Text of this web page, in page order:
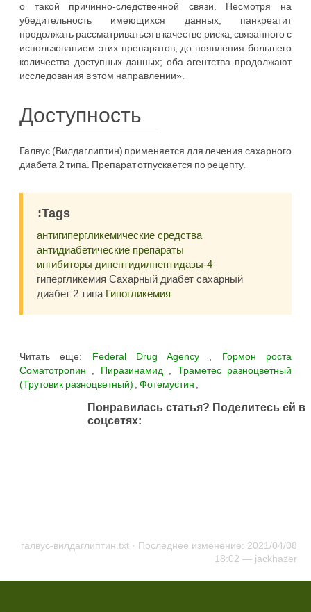
о такой причинно-следственной связи. Несмотря на
убедительность имеющихся данных, панкреатит
продолжать рассматриваться в качестве риска, связанного с
использованием этих препаратов, до появления большего
количества доступных данных; оба агентства продолжают
исследования в этом направлении».
Доступность
Галвус (Вилдаглиптин) применяется для лечения сахарного
диабета 2 типа. Препарат отпускается по рецепту.
:Tags
антигипергликемические средства
антидиабетические препараты
ингибиторы дипептидилпептидазы-4
гипергликемия Сахарный диабет сахарный
диабет 2 типа Гипогликемия
Читать еще: Federal Drug Agency
Гормон роста
Соматотропин
Пиразинамид
Траметес разноцветный
(Трутовик разноцветный)
Фотемустин
Понравилась статья? Поделитесь ей в
соцсетях:
галвус-вилдаглиптин.txt · Последнее изменение: 2021/04/08
18:02 — jackhazer